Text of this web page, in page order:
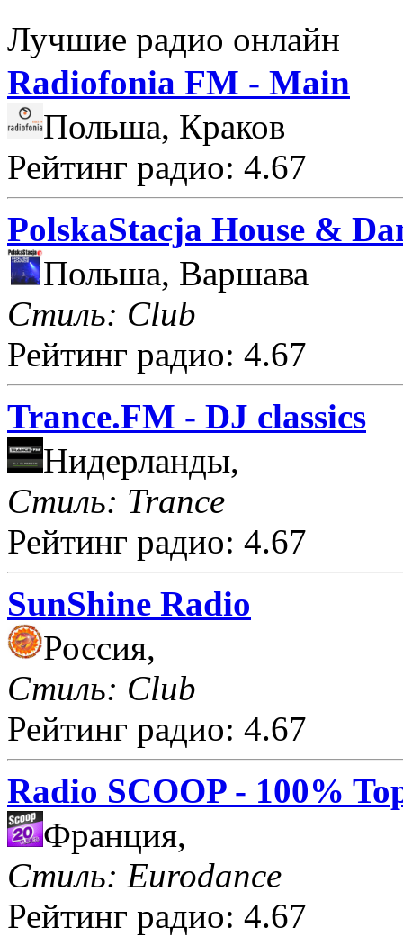
Лучшие радио онлайн
Radiofonia FM - Main
Польша, Краков
Рейтинг радио: 4.67
PolskaStacja House &
Польша, Варшава
Стиль: Club
Рейтинг радио: 4.67
Trance.FM - DJ classics
Нидерланды,
Стиль: Trance
Рейтинг радио: 4.67
SunShine Radio
Россия,
Стиль: Club
Рейтинг радио: 4.67
Radio SCOOP - 100%
Франция,
Стиль: Eurodance
Рейтинг радио: 4.67